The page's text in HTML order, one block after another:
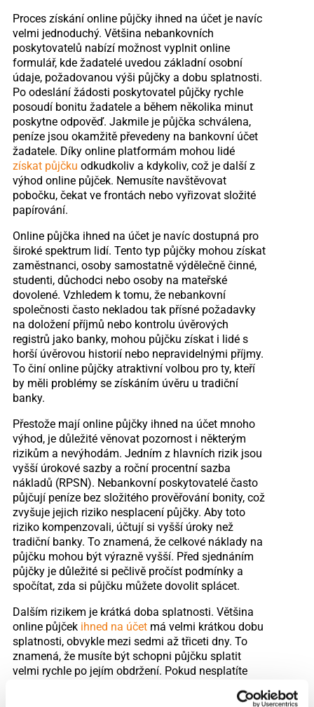
Proces získání online půjčky ihned na účet je navíc
velmi jednoduchý. Většina nebankovních
poskytovatelů nabízí možnost vyplnit online
formulář, kde žadatelé uvedou základní osobní
údaje, požadovanou výši půjčky a dobu splatnosti.
Po odeslání žádosti poskytovatel půjčky rychle
posoudí bonitu žadatele a během několika minut
poskytne odpověď. Jakmile je půjčka schválena,
peníze jsou okamžitě převedeny na bankovní účet
žadatele. Díky online platformám mohou lidé
získat půjčku odkudkoliv a kdykoliv, což je další z
výhod online půjček. Nemusíte navštěvovat
pobočku, čekat ve frontách nebo vyřizovat složité
papírování.
Online půjčka ihned na účet je navíc dostupná pro
široké spektrum lidí. Tento typ půjčky mohou získat
zaměstnanci, osoby samostatně výdělečně činné,
studenti, důchodci nebo osoby na mateřské
dovolené. Vzhledem k tomu, že nebankovní
společnosti často nekladou tak přísné požadavky
na doložení příjmů nebo kontrolu úvěrových
registrů jako banky, mohou půjčku získat i lidé s
horší úvěrovou historií nebo nepravidelnými příjmy.
To činí online půjčky atraktivní volbou pro ty, kteří
by měli problémy se získáním úvěru u tradiční
banky.
Přestože mají online půjčky ihned na účet mnoho
výhod, je důležité věnovat pozornost i některým
rizikům a nevýhodám. Jedním z hlavních rizik jsou
vyšší úrokové sazby a roční procentní sazba
nákladů (RPSN). Nebankovní poskytovatelé často
půjčují peníze bez složitého prověřování bonity, což
zvyšuje jejich riziko nesplacení půjčky. Aby toto
riziko kompenzovali, účtují si vyšší úroky než
tradiční banky. To znamená, že celkové náklady na
půjčku mohou být výrazně vyšší. Před sjednáním
půjčky je důležité si pečlivě pročíst podmínky a
spočítat, zda si půjčku můžete dovolit splácet.
Dalším rizikem je krátká doba splatnosti. Většina
online půjček ihned na účetmá velmi krátkou dobu
splatnosti, obvykle mezi sedmi až třiceti dny. To
znamená, že musíte být schopni půjčku splatit
velmi rychle po jejím obdržení. Pokud nesplatíte
sankční poplatky nebo úroky z prodlení, což může